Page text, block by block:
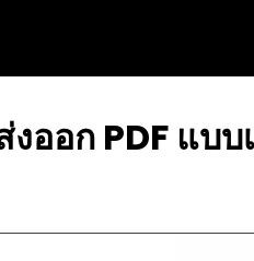
ออก PDF แบ